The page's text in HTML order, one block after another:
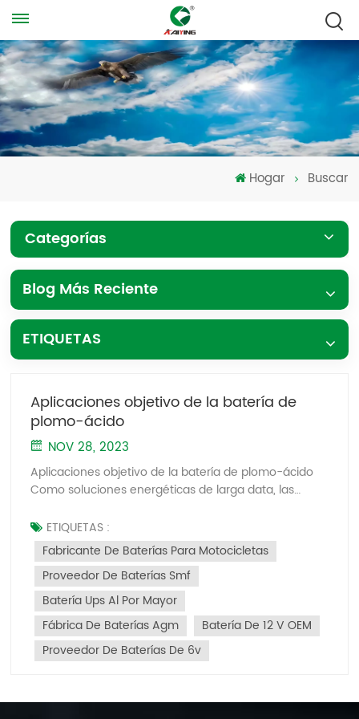
Hogar Buscar
Categorías
Blog Más Reciente
ETIQUETAS
Aplicaciones objetivo de la batería de
plomo-ácido
NOV 28, 2023
Aplicaciones objetivo de la batería de plomo-ácido
Como soluciones energéticas de larga data, las
ampliamente en campos de suministro de energía
de respaldo, como telecomunicaciones, sistemas de
energía, sistemas informáticos y sistemas de control
automatizados, iluminación de emergencia, nuevas
energías y baterías de almacenamiento de energía,
automóviles, motocicletas y otros campos de salida,
coches eléctricos, carritos de golf, etc. 1. Batería para
UPS Fuente de alimentación UPS es la abreviatura en
inglés de Uninterruptable Power Supply. Como
dispositivo de almacenamiento de energía, su
ETIQUETAS :
Fabricante De Baterías Para Motocicletas
Proveedor De Baterías Smf
Batería Ups Al Por Mayor
Fábrica De Baterías Agm
Batería De 12 V OEM
Proveedor De Baterías De 6v